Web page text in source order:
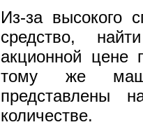
Из-за высокого
средство,
акционной цене
тому же
представлены
количестве.